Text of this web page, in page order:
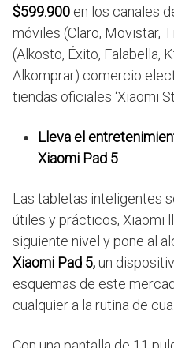
$599.900 en los canales
móviles (Claro, Movistar,
(Alkosto, Éxito, Falabella,
Alkomprar) comercio
tiendas oficiales ‘Xiaomi
Lleva el
Xiaomi Pad 5
Las tabletas inteligentes
útiles y prácticos, Xiaomi
siguiente nivel y pone al
Xiaomi Pad 5, un
esquemas de este
cualquier a la rutina de